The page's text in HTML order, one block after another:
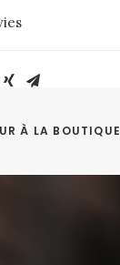
À LA BOUTIQUE